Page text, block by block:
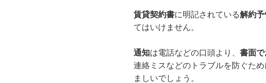
賃貸契約書に明記されている解約予
てはいけません。
通知は電話などの口頭より、 書面で
連絡ミスなどのトラブルを防ぐた
ましいでしょう。